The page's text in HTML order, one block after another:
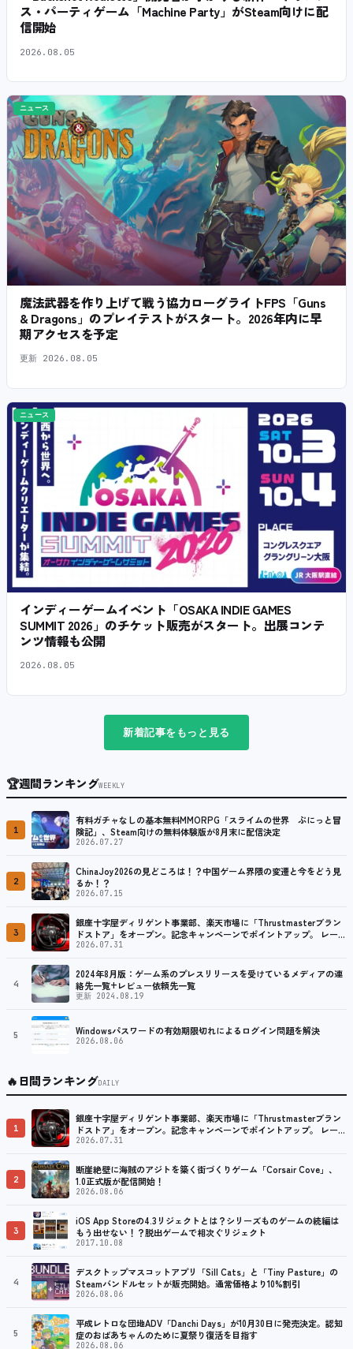
ス・パーティゲーム「Machine Party」がSteam向けに配
信開始
2026.08.05
ニュース
魔法武器を作り上げて戦う協力ローグライトFPS「Guns
& Dragons」のプレイテストがスタート。2026年内に早
期アクセスを予定
更新 2026.08.05
ニュース
インディーゲームイベント「OSAKA INDIE GAMES
SUMMIT 2026」のチケット販売がスタート。出展コンテ
ンツ情報も公開
2026.08.05
新着記事をもっと見る
🏆週間ランキングWEEKLY
1
有料ガチャなしの基本無料MMORPG「スライムの世界 ぷにっと冒
険記」、Steam向けの無料体験版が8月末に配信決定
2026.07.27
2
ChinaJoy2026の見どころは！？中国ゲーム界隈の変遷と今をどう見
るか！？
2026.07.15
3
銀座十字屋ディリゲント事業部、楽天市場に「Thrustmasterブラン
ドストア」をオープン。記念キャンペーンでポイントアップ。 レーシ
ング／フライトシム向けコントローラーを中心に、幅広くラインナッ
2026.07.31
4
2024年8月版：ゲーム系のプレスリリースを受けているメディアの連
絡先一覧+レビュー依頼先一覧
更新 2024.08.19
5 Windowsパスワードの有効期限切れによるログイン問題を解決
2026.08.06
🔥日間ランキングDAILY
1
銀座十字屋ディリゲント事業部、楽天市場に「Thrustmasterブラン
ドストア」をオープン。記念キャンペーンでポイントアップ。 レーシ
ング／フライトシム向けコントローラーを中心に、幅広くラインナッ
2026.07.31
2
断崖絶壁に海賊のアジトを築く街づくりゲーム「Corsair Cove」、
1.0正式版が配信開始！
2026.08.06
3
iOS App Storeの4.3リジェクトとは？シリーズものゲームの続編は
もう出せない！？脱出ゲームで相次ぐリジェクト
2017.10.08
4
デスクトップマスコットアプリ「Sill Cats」と「Tiny Pasture」の
Steamバンドルセットが販売開始。通常価格より10%割引
2026.08.06
5
平成レトロな団地ADV「Danchi Days」が10月30日に発売決定。認知
症のおばあちゃんのために夏祭り復活を目指す
2026.08.06